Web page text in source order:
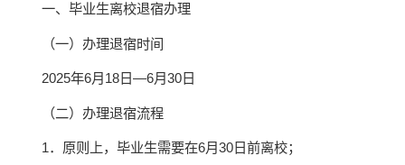
一、毕业生离校退宿办理
（一）办理退宿时间
2025年6月18日—6月30日
（二）办理退宿流程
1．原则上，毕业生需要在6月30日前离校；